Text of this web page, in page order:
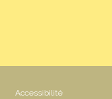
Accessibilité